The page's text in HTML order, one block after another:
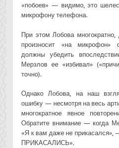
«побоев» — видимо, это
микрофону телефона.
При этом Лобова многократно,
произносит «на микрофон»
должны убедить
Мерзлов ее «избивал»
точно).
Однако Лобова, на наш
ошибку — несмотря на весь
многократное явное
Обратите внимание — когда
«Я к вам даже не прикасался»,
ПРИКАСАЛИСЬ».